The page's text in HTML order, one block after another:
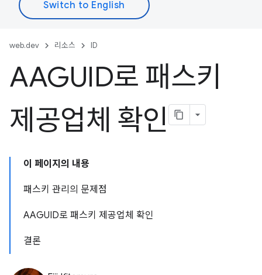
web.dev 리소스 ID
AAGUID로 패스키
제공업체 확인
이 페이지의 내용
패스키 관리의 문제점
AAGUID로 패스키 제공업체 확인
결론